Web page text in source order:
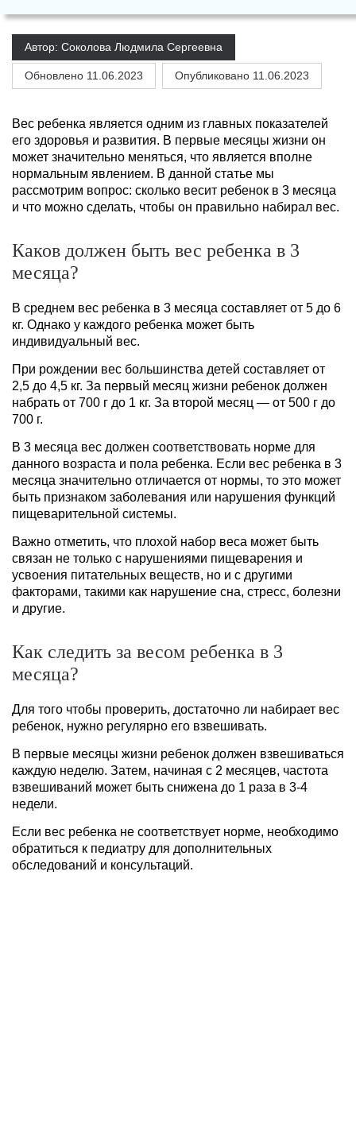
Автор: Соколова Людмила Сергеевна
Обновлено 11.06.2023 Опубликовано 11.06.2023
Вес ребенка является одним из главных показателей
его здоровья и развития. В первые месяцы жизни он
может значительно меняться, что является вполне
нормальным явлением. В данной статье мы
рассмотрим вопрос: сколько весит ребенок в 3 месяца
и что можно сделать, чтобы он правильно набирал вес.
Каков должен быть вес ребенка в 3
месяца?
В среднем вес ребенка в 3 месяца составляет от 5 до 6
кг. Однако у каждого ребенка может быть
индивидуальный вес.
При рождении вес большинства детей составляет от
2,5 до 4,5 кг. За первый месяц жизни ребенок должен
набрать от 700 г до 1 кг. За второй месяц — от 500 г до
700 г.
В 3 месяца вес должен соответствовать норме для
данного возраста и пола ребенка. Если вес ребенка в 3
месяца значительно отличается от нормы, то это может
быть признаком заболевания или нарушения функций
пищеварительной системы.
Важно отметить, что плохой набор веса может быть
связан не только с нарушениями пищеварения и
усвоения питательных веществ, но и с другими
факторами, такими как нарушение сна, стресс, болезни
и другие.
Как следить за весом ребенка в 3
месяца?
Для того чтобы проверить, достаточно ли набирает вес
ребенок, нужно регулярно его взвешивать.
В первые месяцы жизни ребенок должен взвешиваться
каждую неделю. Затем, начиная с 2 месяцев, частота
взвешиваний может быть снижена до 1 раза в 3-4
недели.
Если вес ребенка не соответствует норме, необходимо
обратиться к педиатру для дополнительных
обследований и консультаций.